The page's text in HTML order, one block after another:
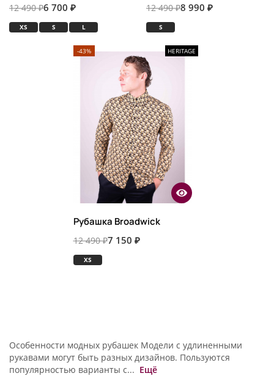
12 490 ₽6 700 ₽
XS S L
12 490 ₽8 990 ₽
S
-43% HERITAGE
Рубашка Broadwick
12 490 ₽7 150 ₽
XS
Особенности модных рубашек Модели с удлиненными
рукавами могут быть разных дизайнов. Пользуются
популярностью варианты с... Ещё